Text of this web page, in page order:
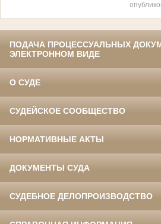
ПОДАЧА ПРОЦЕССУАЛЬНЫХ
ЭЛЕКТРОННОМ ВИДЕ
О СУДЕ
СУДЕЙСКОЕ СООБЩЕСТВО
НОРМАТИВНЫЕ АКТЫ
ДОКУМЕНТЫ СУДА
СУДЕБНОЕ ДЕЛОПРОИЗВОДСТВО